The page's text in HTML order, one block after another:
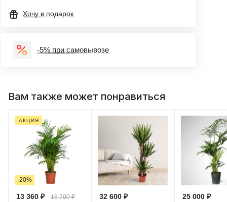
Хочу в подарок
-5% при самовывозе
Вам также может понравиться
АКЦИЯ
-20%
13 360 ₽ 16 700 ₽ 32 600 ₽ 25 000 ₽